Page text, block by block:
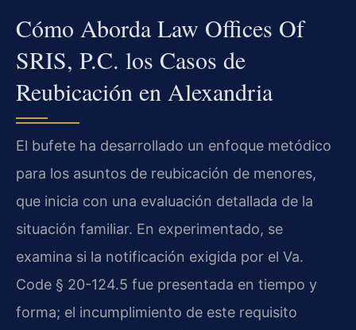
Cómo Aborda Law Offices Of
SRIS, P.C. los Casos de
Reubicación en Alexandria
El bufete ha desarrollado un enfoque metódico
para los asuntos de reubicación de menores,
que inicia con una evaluación detallada de la
situación familiar. En experimentado, se
examina si la notificación exigida por el Va.
Code § 20-124.5 fue presentada en tiempo y
forma; el incumplimiento de este requisito